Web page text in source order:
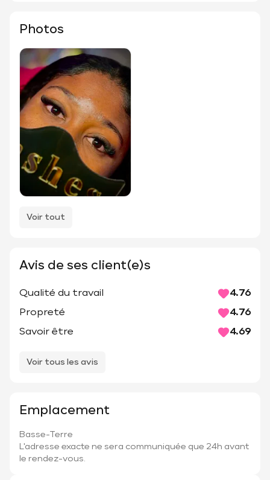
Photos
Voir tout
Avis de ses client(e)s
Qualité du travail
4.76
Propreté
4.76
Savoir être
4.69
Voir tous les avis
Emplacement
Basse-Terre
L'adresse exacte ne sera communiquée que 24h avant
le rendez-vous.